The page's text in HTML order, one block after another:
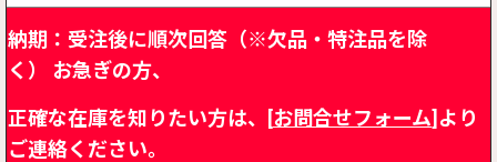
納期：受注後に順次回答（※欠品・特注品を除
く）
お急ぎの方、
正確な在庫を知りたい方は、[お問合せフォーム]より
ご連絡ください。